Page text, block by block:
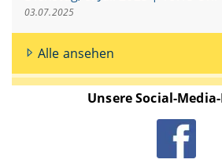
Unsere Social-
03.07.2025
Alle ansehen